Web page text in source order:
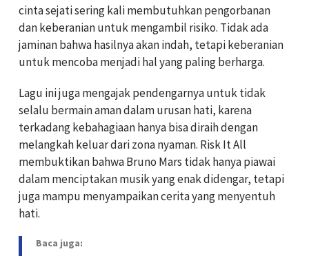
cinta sejati sering kali membutuhkan pengorbanan
dan keberanian untuk mengambil risiko. Tidak ada
jaminan bahwa hasilnya akan indah, tetapi keberanian
untuk mencoba menjadi hal yang paling berharga.
Lagu ini juga mengajak pendengarnya untuk tidak
selalu bermain aman dalam urusan hati, karena
terkadang kebahagiaan hanya bisa diraih dengan
melangkah keluar dari zona nyaman. Risk It All
membuktikan bahwa Bruno Mars tidak hanya piawai
dalam menciptakan musik yang enak didengar, tetapi
juga mampu menyampaikan cerita yang menyentuh
hati.
Baca juga: